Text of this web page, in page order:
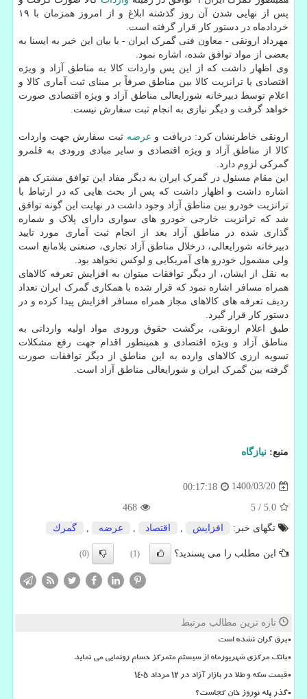
پس از نهایی شدن آن روز گذشته ابلاغ و از امروز همزمان با ۱۹
خردادماه در دستور کار قرار گرفته است.
مهرداد ارونقی - معاون فنی گمرک ایران - با بیان این خبر به ایسنا به
بعضی از مواد توافق شده، اشاره نمود.
وی اظهار داشت که از این پس واردات کالا به مناطق آزاد و ویژه
اقتصادی یا ترانزیت کالا بین مناطق صرفاً بر مبنای ثبت آماری کالا و
اعلام توسط دبیرخانه شورایعالی مناطق آزاد و ویژه اقتصادی صورت
خواهد گرفت و دیگر نیازی به انجام ثبت سفارش نیست.
ارونقی خاطرنشان کرد: دریافت و عرضه ثبت سفارش جهت واردات
کالا از مناطق آزاد و ویژه اقتصادی و سایر مبادی ورودی به قلمرو
گمرکی لزوم دارد.
این مقام مسئول در گمرک ایران به دیگر مفاد این توافق مشترک هم
اشاره داشت و اظهار داشت که پس از بحث هایی که در ارتباط با
ترانزیت خودرو بین مناطق آزاد وجود داشت در نهایت این گونه توافق
شد که ترانزیت خارجی خودرو های سواری دارای پلاک و شماره
گذاری شده در مناطق آزاد بعد از انجام ثبت آماری مورد تایید
دبیرخانه شورایعالی، درخلال مناطق آزاد تجاری، صنعتی بلامانع است
ولی مشمول خودرو های آمریکایی و لوکس نخواهد بود.
به نقل از ایشان، از دیگر توافقات میتوان به افزایش تعرفه کالاهای
همراه مسافر اشاره نمود که قرار شده با همکاری گمرک ایران تعداد
ردیف تعرفه های کالاهای مجاز همراه مسافر افزایش پیدا کرده و در
دستور کار قرار گیرد.
طبق اعلام ارونقی، برگشت حقوق ورودی مواد اولیه وارداتی به
مناطق آزاد و ویژه اقتصادی و همینطور اقدام جهت رفع مشکلات
تسویه ارزی کالاهای وارده به این مناطق از دیگر توافقات صورت
گرفته بین گمرک ایران و شورایعالی مناطق آزاد است.
منبع: نیازگاه
1400/03/20
00:17:18
5.0
/
5
468
تگهای خبر:
افزایش اقتصاد عرضه گمرك
این مطلب را می پسندید؟ (1)
(0)
تازه ترین مطالب مرتبط
برق گران نشده است
بانک مرکزی شهریورماه از سیستم متمرکز حسام رونمایی می نماید
قیمت سکه و طلا در بازار آزاد در ۱۲ مرداد ۱۴۰۵
گذر پله نوروز خان کجاست؟